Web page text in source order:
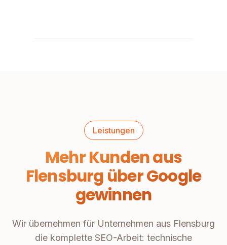
Leistungen
Mehr Kunden aus
Flensburg über Google
gewinnen
Wir übernehmen für Unternehmen aus Flensburg
die komplette SEO-Arbeit: technische